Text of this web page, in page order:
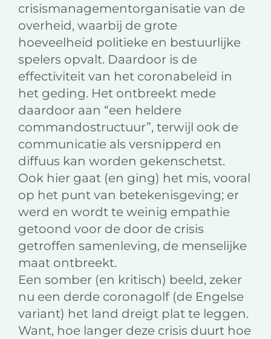
crisismanagementorganisatie van de
overheid, waarbij de grote
hoeveelheid politieke en bestuurlijke
spelers opvalt. Daardoor is de
effectiviteit van het coronabeleid in
het geding. Het ontbreekt mede
daardoor aan “een heldere
commandostructuur”, terwijl ook de
communicatie als versnipperd en
diffuus kan worden gekenschetst.
Ook hier gaat (en ging) het mis, vooral
op het punt van betekenisgeving; er
werd en wordt te weinig empathie
getoond voor de door de crisis
getroffen samenleving, de menselijke
maat ontbreekt.
Een somber (en kritisch) beeld, zeker
nu een derde coronagolf (de Engelse
variant) het land dreigt plat te leggen.
Want, hoe langer deze crisis duurt hoe